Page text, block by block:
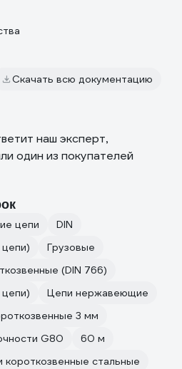
Скачать всю документацию
наш эксперт,
один из покупателей
цепи
DIN
Грузовые
(DIN 766)
Цепи нержавеющие
3 мм
G80
60 м
короткозвенные стальные